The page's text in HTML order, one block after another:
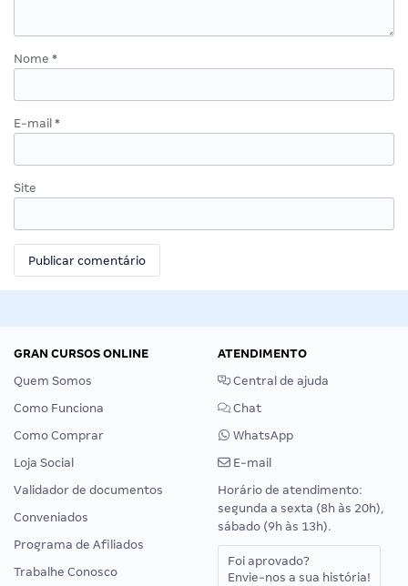
Nome *
E-mail *
Site
GRAN CURSOS ONLINE
Quem Somos
Como Funciona
Como Comprar
Loja Social
Validador de documentos
Conveniados
Programa de Afiliados
Trabalhe Conosco
ATENDIMENTO
Central de ajuda
Chat
WhatsApp
E-mail
Horário de atendimento:
segunda a sexta (8h às 20h),
sábado (9h às 13h).
Foi aprovado?
Envie-nos a sua história!